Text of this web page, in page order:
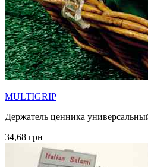
MULTIGRIP
Держатель ценника
34,68 грн